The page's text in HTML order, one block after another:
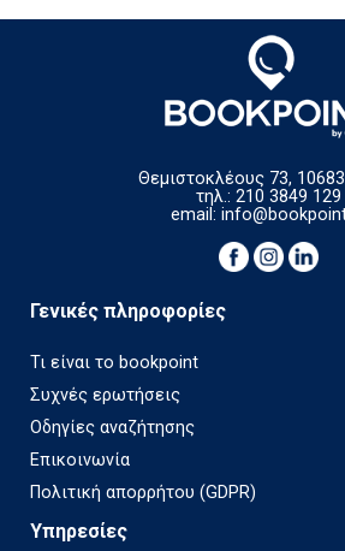
Θεμιστοκλέους 73,
τηλ.: 210 3849 129
email:
Γενικές πληροφορίες
Τι είναι το bookpoint
Συχνές ερωτήσεις
Οδηγίες αναζήτησης
Επικοινωνία
Πολιτική απορρήτου (GDPR)
Υπηρεσίες